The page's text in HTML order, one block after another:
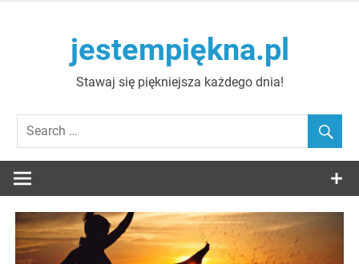
jestempiękna.pl
Stawaj się piękniejsza każdego dnia!